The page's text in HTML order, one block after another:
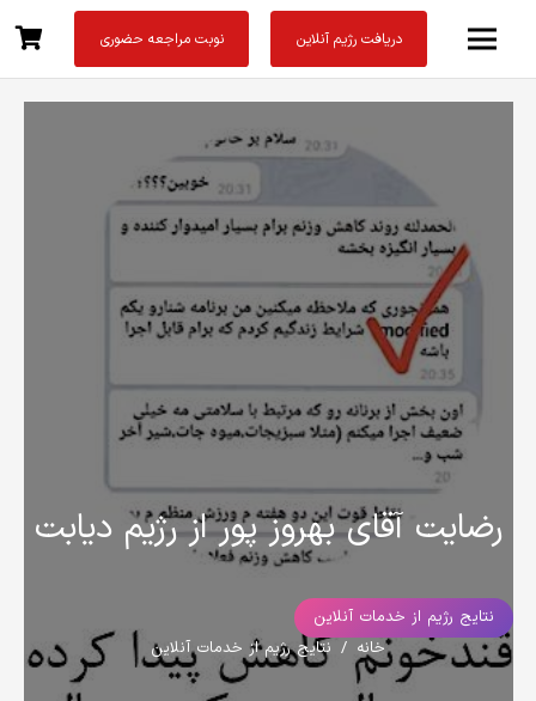
دریافت رژیم آنلاین نوبت مراجعه حضوری
رضایت آقای بهروز پور از رژیم دیابت
نتایج رژیم از خدمات آنلاین
خانه / نتایج رژیم از خدمات آنلاین